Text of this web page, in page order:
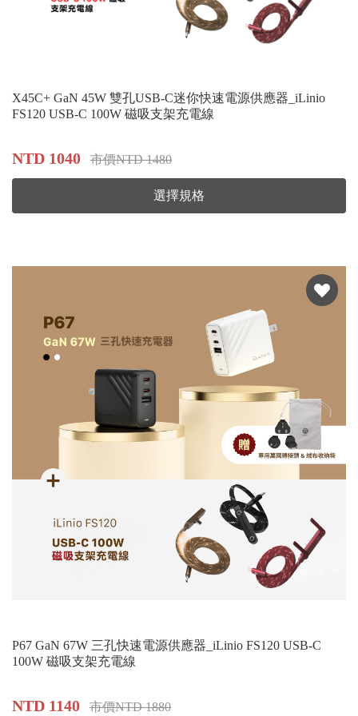
X45C+ GaN 45W 雙孔USB-C迷你快速電源供應器_iLinio
FS120 USB-C 100W 磁吸支架充電線
NTD 1040 市價NTD 1480
選擇規格
P67 GaN 67W 三孔快速電源供應器_iLinio FS120 USB-C
100W 磁吸支架充電線
NTD 1140 市價NTD 1880